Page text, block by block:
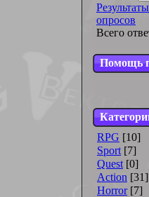
Результаты
опросов
Всего
Помощь
RPG [10]
Sport [7]
Quest [0]
Action [31]
Horror [7]